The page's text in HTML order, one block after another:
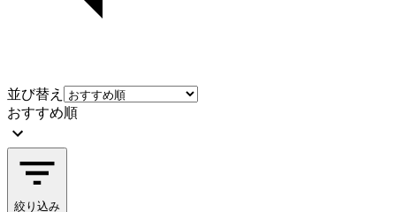
並び替え
おすすめ順
絞り込み